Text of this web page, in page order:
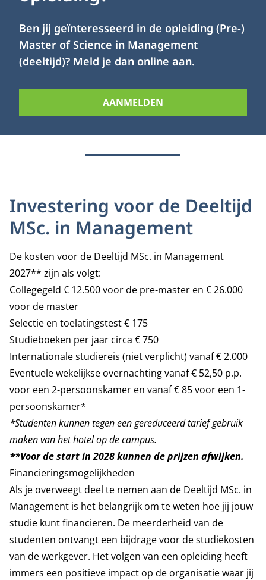
Ben jij geïnteresseerd in de opleiding (Pre-)
Master of Science in Management
(deeltijd)? Meld je dan online aan.
AANMELDEN
Investering voor de Deeltijd
MSc. in Management
De kosten voor de Deeltijd MSc. in Management
2027** zijn als volgt:
Collegegeld € 12.500 voor de pre-master en € 26.000
voor de master
Selectie en toelatingstest € 175
Studieboeken per jaar circa € 750
Internationale studiereis (niet verplicht) vanaf € 2.000
Eventuele wekelijkse overnachting vanaf € 52,50 p.p.
voor een 2-persoonskamer en vanaf € 85 voor een 1-
persoonskamer*
*Studenten kunnen tegen een gereduceerd tarief gebruik
maken van het hotel op de campus.
**Voor de start in 2028 kunnen de prijzen afwijken.
Financieringsmogelijkheden
Als je overweegt deel te nemen aan de Deeltijd MSc. in
Management is het belangrijk om te weten hoe jij jouw
studie kunt financieren. De meerderheid van de
studenten ontvangt een bijdrage voor de studiekosten
van de werkgever. Het volgen van een opleiding heeft
immers een positieve impact op de organisatie waar jij